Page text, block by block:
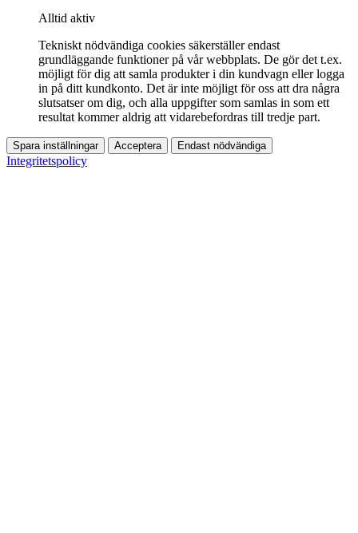
Alltid aktiv
Tekniskt nödvändiga cookies säkerställer endast
grundläggande funktioner på vår webbplats. De gör det t.ex.
möjligt för dig att samla produkter i din kundvagn eller logga
in på ditt kundkonto. Det är inte möjligt för oss att dra några
slutsatser om dig, och alla uppgifter som samlas in som ett
resultat kommer aldrig att vidarebefordras till tredje part.
Spara inställningar Acceptera Endast nödvändiga
Integritetspolicy